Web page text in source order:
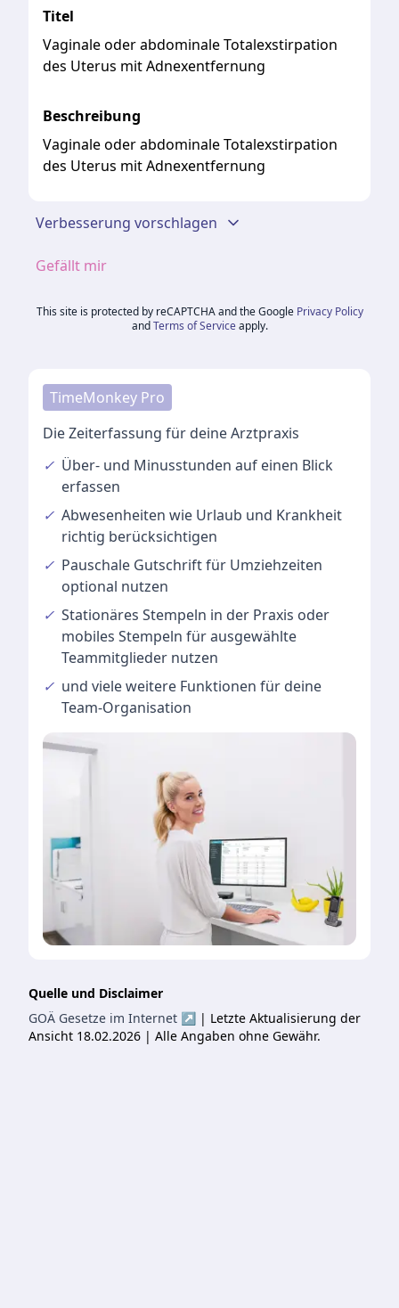
Titel
Vaginale oder abdominale Totalexstirpation
des Uterus mit Adnexentfernung
Beschreibung
Vaginale oder abdominale Totalexstirpation
des Uterus mit Adnexentfernung
Verbesserung vorschlagen
Gefällt mir
This site is protected by reCAPTCHA and the Google Privacy Policy
and Terms of Service apply.
TimeMonkey Pro
Die Zeiterfassung für deine Arztpraxis
✓ Über- und Minusstunden auf einen Blick
erfassen
✓ Abwesenheiten wie Urlaub und Krankheit
richtig berücksichtigen
✓ Pauschale Gutschriftfür Umziehzeiten
optional nutzen
✓ Stationäres Stempeln in der Praxis oder
mobiles Stempeln für ausgewählte
Teammitglieder nutzen
✓ und vieleweitere Funktionen für deine
Team-Organisation
Quelle und Disclaimer
GOÄ Gesetze im Internet ↗ | Letzte Aktualisierung der
Ansicht 18.02.2026 | Alle Angaben ohne Gewähr.